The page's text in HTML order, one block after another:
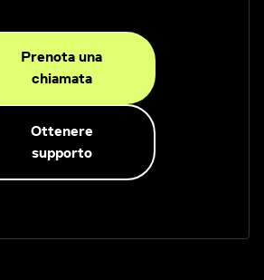
Prenota una
chiamata
Ottenere
supporto